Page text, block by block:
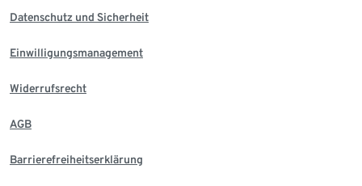
Datenschutz und Sicherheit
Einwilligungsmanagement
Widerrufsrecht
AGB
Barrierefreiheitserklärung